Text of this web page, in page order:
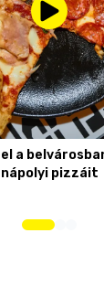
a
pizzáit